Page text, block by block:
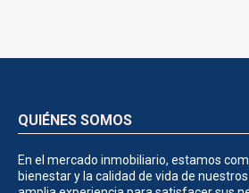
QUIÉNES SOMOS
En el mercado inmobiliario, estamos
bienestar y la calidad de vida de